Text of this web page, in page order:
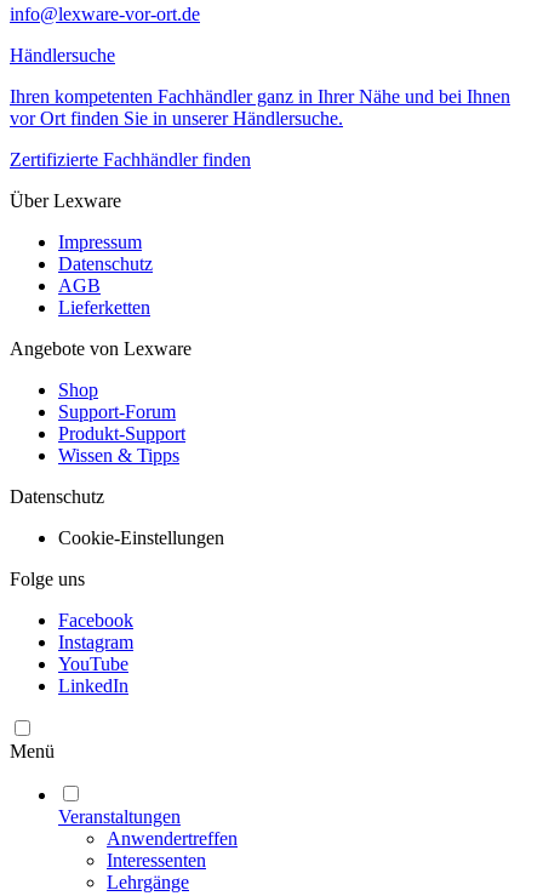
info@lexware-vor-ort.de
Händlersuche
Ihren kompetenten Fachhändler ganz in Ihrer Nähe und bei Ihnen
vor Ort finden Sie in unserer Händlersuche.
Zertifizierte Fachhändler finden
Über Lexware
Impressum
Datenschutz
AGB
Lieferketten
Angebote von Lexware
Shop
Support-Forum
Produkt-Support
Wissen & Tipps
Datenschutz
Cookie-Einstellungen
Folge uns
Facebook
Instagram
YouTube
LinkedIn
Menü
Veranstaltungen
Anwendertreffen
Interessenten
Lehrgänge